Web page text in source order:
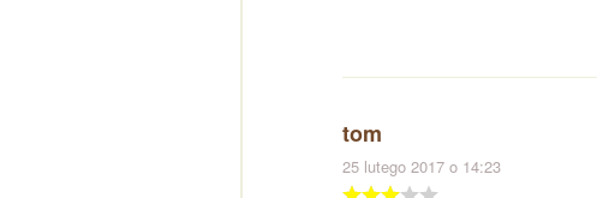
tom
25 lutego 2017 o 14:23